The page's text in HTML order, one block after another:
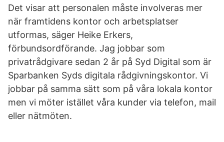
Det visar att personalen måste involveras mer
när framtidens kontor och arbetsplatser
utformas, säger Heike Erkers,
förbundsordförande. Jag jobbar som
privatrådgivare sedan 2 år på Syd Digital som är
Sparbanken Syds digitala rådgivningskontor. Vi
jobbar på samma sätt som på våra lokala kontor
men vi möter istället våra kunder via telefon, mail
eller nätmöten.